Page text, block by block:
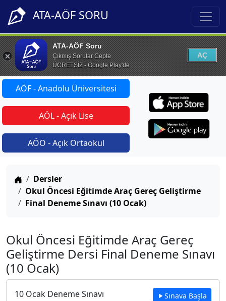
ATA-AÖF SORU
ATA-AÖF Soru
Çıkmış Sorular Cepte
ÜCRETSİZ - Google Play'de
AÇ
AÖF - Anadolu Üniversitesi
AÖL - Açık Lise
AÖO - Açık Ortaokul
Anasayfa
Dersler
Okul Öncesi Eğitimde Araç Gereç Geliştirme
Final Deneme Sınavı (10 Ocak)
Okul Öncesi Eğitimde Araç Gereç
Geliştirme Dersi Final Deneme Sınavı
(10 Ocak)
10 Ocak Deneme Sınavı Sınava Başla